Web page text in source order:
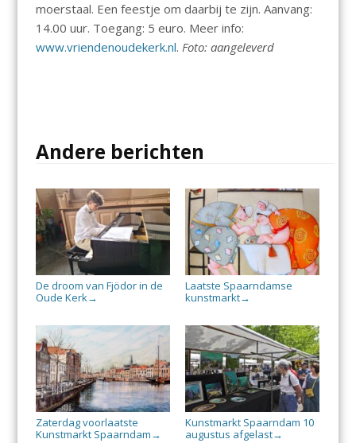
moerstaal. Een feestje om daarbij te zijn. Aanvang:
14.00 uur. Toegang: 5 euro. Meer info:
www.vriendenoudekerk.nl. Foto: aangeleverd
Andere berichten
De droom van Fjödor in de
Oude Kerk→
Laatste Spaarndamse
kunstmarkt→
Zaterdag voorlaatste
Kunstmarkt Spaarndam →
Kunstmarkt Spaarndam 10
augustus afgelast→